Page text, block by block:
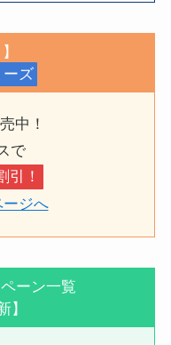
ーズ
中！
で
引！
ージへ
ーン一覧
】